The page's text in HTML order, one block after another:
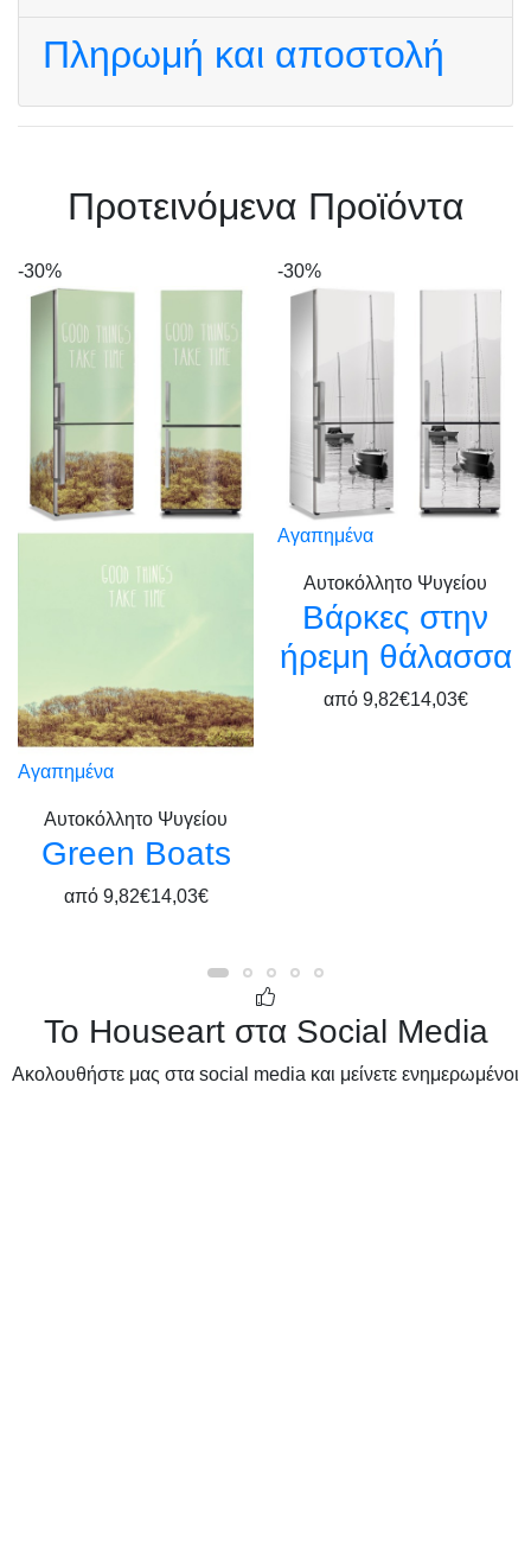
Πληρωμή και αποστολή
Πρoτεινόμενα Προϊόντα
-30%
Αγαπημένα
Αυτοκόλλητο Ψυγείου
Green Boats
από 9,82€14,03€
-30%
Αγαπημένα
Αυτοκόλλητο Ψυγείου
Βάρκες στην
ήρεμη θάλασσα
από 9,82€14,03€
Το Houseart στα Social Media
Ακολουθήστε μας στα social media και μείνετε ενημερωμένοι